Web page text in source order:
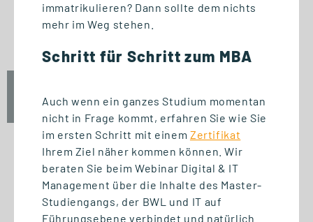
Berufsbegleitend zum Master
oder MBA
17:00 - 18:30 Uhr
START STUDIENGANG
Biomedizinische Informatik
immatrikulieren? Dann sollte dem nichts
mehr im Weg stehen.
Schritt für Schritt zum MBA
Auch wenn ein ganzes Studium momentan
nicht in Frage kommt, erfahren Sie wie Sie
im ersten Schritt mit einem Zertifikat
Ihrem Ziel näher kommen können. Wir
beraten Sie beim Webinar Digital & IT
Management über die Inhalte des Master-
Studiengangs, der BWL und IT auf
Führungsebene verbindet und natürlich